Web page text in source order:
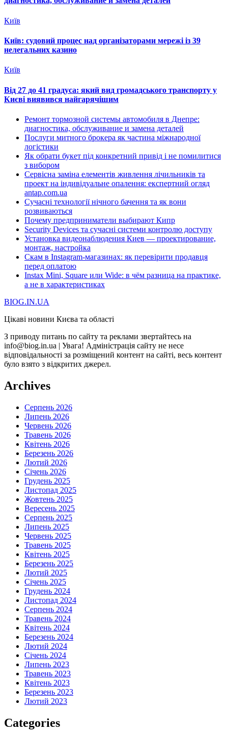
Київ
Київ: судовий процес над організаторами мережі із 39
нелегальних казино
Київ
Від 27 до 41 градуса: який вид громадського транспорту у
Києві виявився найгарячішим
Ремонт тормозной системы автомобиля в Днепре:
диагностика, обслуживание и замена деталей
Послуги митного брокера як частина міжнародної
логістики
Як обрати букет під конкретний привід і не помилитися
з вибором
Сервісна заміна елементів живлення лічильників та
проект на індивідуальне опалення: експертний огляд
antap.com.ua
Сучасні технології нічного бачення та як вони
розвиваються
Почему предприниматели выбирают Кипр
Security Devices та сучасні системи контролю доступу
Установка видеонаблюдения Киев — проектирование,
монтаж, настройка
Скам в Instagram-магазинах: як перевірити продавця
перед оплатою
Instax Mini, Square или Wide: в чём разница на практике,
а не в характеристиках
BIOG.IN.UA
Цікаві новини Києва та області
З приводу питань по сайту та реклами звертайтесь на
info@biog.in.ua | Увага! Адміністрація сайту не несе
відповідальності за розміщений контент на сайті, весь контент
було взято з відкритих джерел.
Archives
Серпень 2026
Липень 2026
Червень 2026
Травень 2026
Квітень 2026
Березень 2026
Лютий 2026
Січень 2026
Грудень 2025
Листопад 2025
Жовтень 2025
Вересень 2025
Серпень 2025
Липень 2025
Червень 2025
Травень 2025
Квітень 2025
Березень 2025
Лютий 2025
Січень 2025
Грудень 2024
Листопад 2024
Серпень 2024
Травень 2024
Квітень 2024
Березень 2024
Лютий 2024
Січень 2024
Липень 2023
Травень 2023
Квітень 2023
Березень 2023
Лютий 2023
Categories